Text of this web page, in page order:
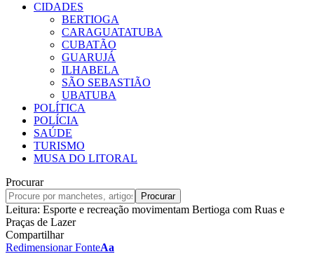
CIDADES
BERTIOGA
CARAGUATATUBA
CUBATÃO
GUARUJÁ
ILHABELA
SÃO SEBASTIÃO
UBATUBA
POLÍTICA
POLÍCIA
SAÚDE
TURISMO
MUSA DO LITORAL
Procurar
Leitura: Esporte e recreação movimentam Bertioga com Ruas e
Praças de Lazer
Compartilhar
Redimensionar FonteAa